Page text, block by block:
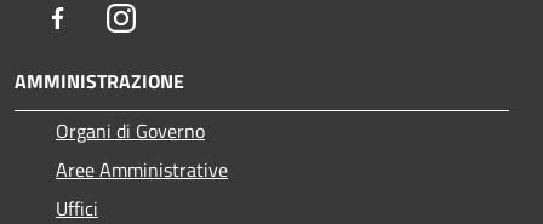
FacebookInstagram
AMMINISTRAZIONE
Organi di Governo
Aree Amministrative
Uffici